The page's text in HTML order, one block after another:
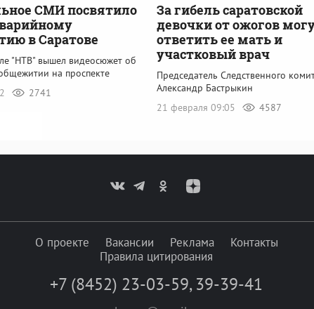
СМИ посвятило
в Саратове
"НТВ" вышел видеосюжет об
на проспекте
2741
За гибель саратовской
девочки от ожогов
ответить ее мать и
участковый врач
Председатель Следственного
Александр Бастрыкин
21 февраля 09:05
4587
О проекте Вакансии Реклама
Контакты
Правила цитирования
+7 (8452) 23-03-59, 39-39-41